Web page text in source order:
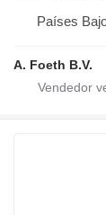
Países
A. Foeth B.V.